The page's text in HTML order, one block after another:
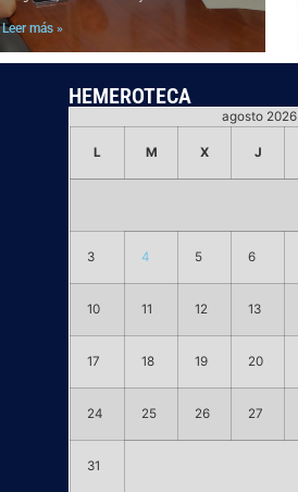
Leer más »
HEMEROTECA
agosto 2026
L M X J
3 4 5 6
10 11 12 13
17 18 19 20
24 25 26 27
31